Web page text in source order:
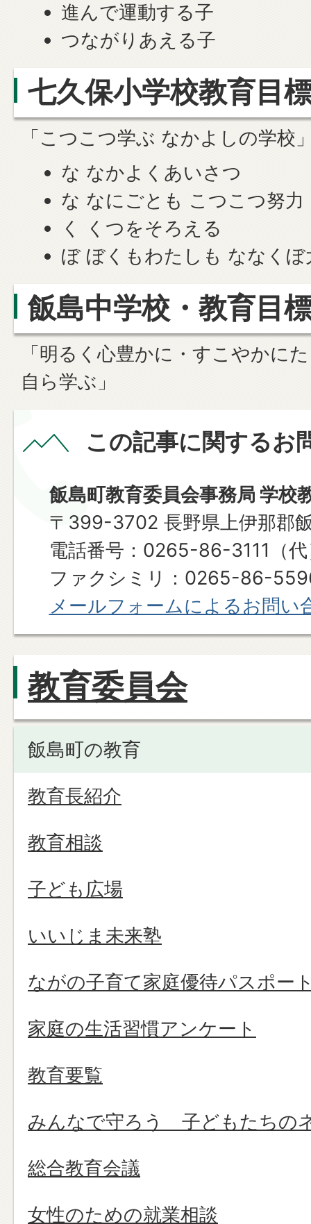
進んで運動する子
つながりあえる子
七久保小学校教育目
「こつこつ学ぶ なかよしの学校
な なかよくあいさつ
な なにごとも こつこつ努力
く くつをそろえる
ぼ ぼくもわたしも ななくぼ
飯島中学校・教育目
「明るく心豊かに・すこやかに
自ら学ぶ」
この記事に関するお
飯島町教育委員会事務局 学校
〒399-3702 長野県上伊那郡
電話番号：0265-86-3111（代
ファクシミリ：0265-86-
メールフォームによるお問い
教育委員会
飯島町の教育
教育長紹介
教育相談
子ども広場
いいじま未来塾
ながの子育て家庭優待パスポー
家庭の生活習慣アンケート
教育要覧
みんなで守ろう 子どもたちの
総合教育会議
女性のための就業相談